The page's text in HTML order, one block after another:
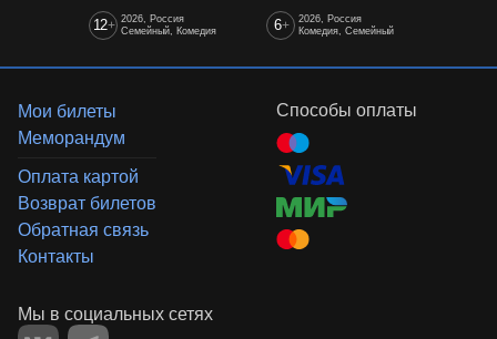
12+ 2026, Россия
Семейный, Комедия
6+
2026, Россия
Комедия, Семейный
Мои билеты
Меморандум
Оплата картой
Возврат билетов
Обратная связь
Контакты
Способы оплаты